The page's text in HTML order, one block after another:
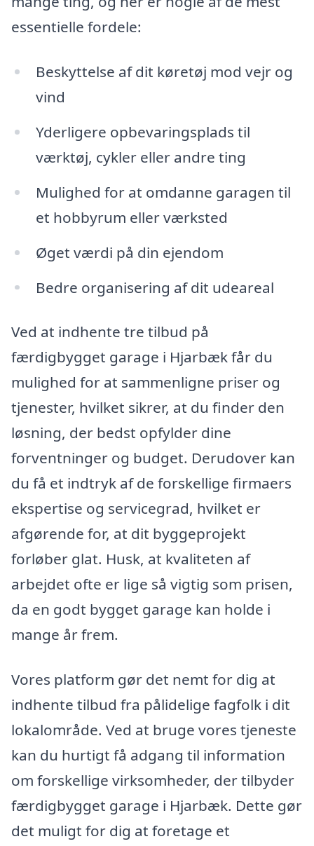
essentielle fordele:
Beskyttelse af dit køretøj mod vejr og
vind
Yderligere opbevaringsplads til
værktøj, cykler eller andre ting
Mulighed for at omdanne garagen til
et hobbyrum eller værksted
Øget værdi på din ejendom
Bedre organisering af dit udeareal
Ved at indhente tre tilbud på
færdigbygget garage i Hjarbæk får du
mulighed for at sammenligne priser og
tjenester, hvilket sikrer, at du finder den
løsning, der bedst opfylder dine
forventninger og budget. Derudover kan
du få et indtryk af de forskellige firmaers
ekspertise og servicegrad, hvilket er
afgørende for, at dit byggeprojekt
forløber glat. Husk, at kvaliteten af
arbejdet ofte er lige så vigtig som prisen,
da en godt bygget garage kan holde i
mange år frem.
Vores platform gør det nemt for dig at
indhente tilbud fra pålidelige fagfolk i dit
lokalområde. Ved at bruge vores tjeneste
kan du hurtigt få adgang til information
om forskellige virksomheder, der tilbyder
færdigbygget garage i Hjarbæk. Dette gør
det muligt for dig at foretage et